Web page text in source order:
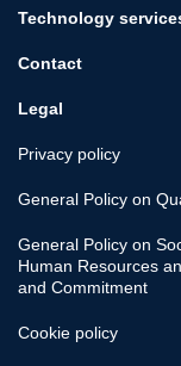
Technology
Contact
Legal
Privacy policy
General Policy on
General Policy on
Human Resources
and Commitment
Cookie policy